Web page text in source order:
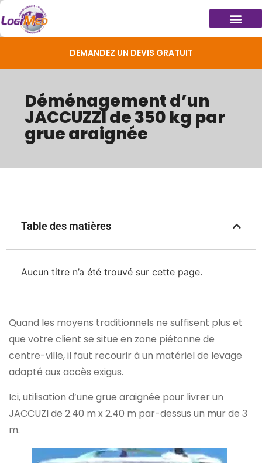
DEMANDEZ UN DEVIS GRATUIT
Déménagement d’un
JACCUZZI de 350 kg par
grue araignée
Table des matières
Aucun titre n’a été trouvé sur cette page.
Quand les moyens traditionnels ne suffisent plus et
que votre client se situe en zone piétonne de
centre-ville, il faut recourir à un matériel de levage
adapté aux accès exigus.
Ici, utilisation d’une grue araignée pour livrer un
JACCUZI de 2.40 m x 2.40 m par-dessus un mur de 3
m.